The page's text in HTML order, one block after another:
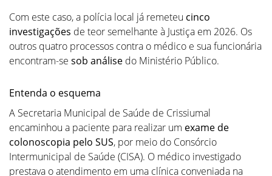
Com este caso, a polícia local já remeteu cinco
investigações de teor semelhante à Justiça em 2026. Os
outros quatro processos contra o médico e sua funcionária
encontram-se sob análise do Ministério Público.
Entenda o esquema
A Secretaria Municipal de Saúde de Crissiumal
encaminhou a paciente para realizar um exame de
colonoscopia pelo SUS, por meio do Consórcio
Intermunicipal de Saúde (CISA). O médico investigado
prestava o atendimento em uma clínica conveniada na